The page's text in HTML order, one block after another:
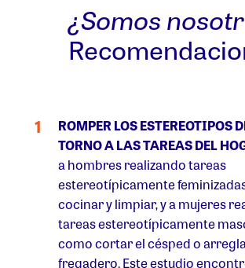
¿Somos
ROMPER LOS ESTEREOTIPOS
TORNO A LAS TAREAS DEL
a hombres realizando tareas
estereotípicamente
cocinar y limpiar, y a mujeres
tareas estereotípicamente
como cortar el césped o
fregadero. Este estudio